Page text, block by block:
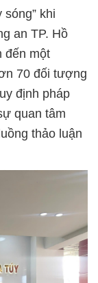
khi
an TP. Hồ
đến một
70 đối tượng
định pháp
quan tâm
thảo luận